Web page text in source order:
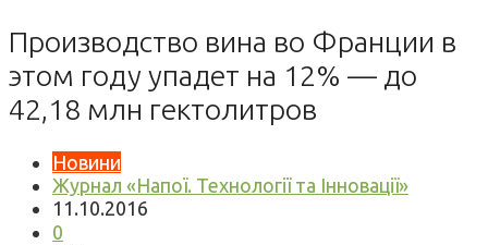
Производство вина во Франции в
этом году упадет на 12% — до
42,18 млн гектолитров
Новини
Журнал «Напої. Технології та Інновації»
11.10.2016
0